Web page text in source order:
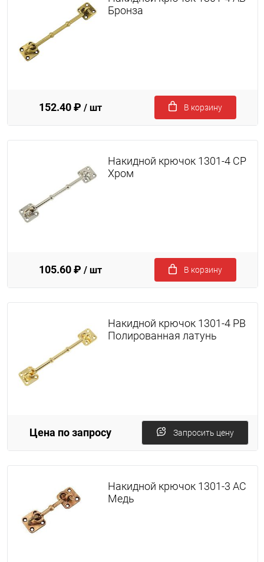
Бронза
152.40 ₽ / шт В корзину
Накидной крючок 1301-4 CP
Хром
105.60 ₽ / шт В корзину
Накидной крючок 1301-4 PB
Полированная латунь
Цена по запросу Запросить цену
Накидной крючок 1301-3 AC
Медь